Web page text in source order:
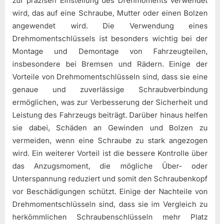
wird, das auf eine Schraube, Mutter oder einen Bolzen
angewendet wird. Die Verwendung eines
Drehmomentschlüssels ist besonders wichtig bei der
Montage und Demontage von Fahrzeugteilen,
insbesondere bei Bremsen und Rädern. Einige der
Vorteile von Drehmomentschlüsseln sind, dass sie eine
genaue und zuverlässige Schraubverbindung
ermöglichen, was zur Verbesserung der Sicherheit und
Leistung des Fahrzeugs beiträgt. Darüber hinaus helfen
sie dabei, Schäden an Gewinden und Bolzen zu
vermeiden, wenn eine Schraube zu stark angezogen
wird. Ein weiterer Vorteil ist die bessere Kontrolle über
das Anzugsmoment, die mögliche Über- oder
Unterspannung reduziert und somit den Schraubenkopf
vor Beschädigungen schützt. Einige der Nachteile von
Drehmomentschlüsseln sind, dass sie im Vergleich zu
herkömmlichen Schraubenschlüsseln mehr Platz